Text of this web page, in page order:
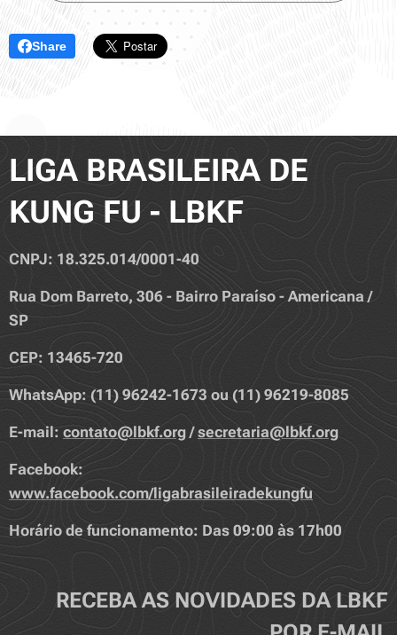
Share
LIGA BRASILEIRA DE
KUNG FU - LBKF
CNPJ: 18.325.014/0001-40
Rua Dom Barreto, 306 - Bairro Paraíso - Americana /
SP
CEP: 13465-720
WhatsApp: (11) 96242-1673 ou (11) 96219-8085
E-mail: contato@lbkf.org/secretaria@lbkf.org
Facebook:
www.facebook.com/ligabrasileiradekungfu
Horário de funcionamento: Das 09:00 às 17h00
RECEBA AS NOVIDADES DA LBKF